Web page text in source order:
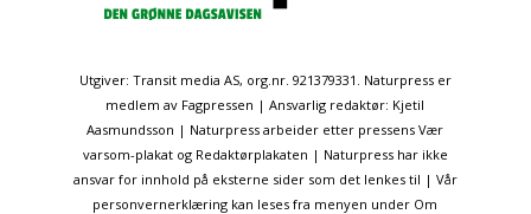
Utgiver: Transit media AS, org.nr. 921379331. Naturpress er
medlem av Fagpressen | Ansvarlig redaktør: Kjetil
Aasmundsson | Naturpress arbeider etter pressens Vær
varsom-plakat og Redaktørplakaten | Naturpress har ikke
ansvar for innhold på eksterne sider som det lenkes til | Vår
personvernerklæring kan leses fra menyen under Om